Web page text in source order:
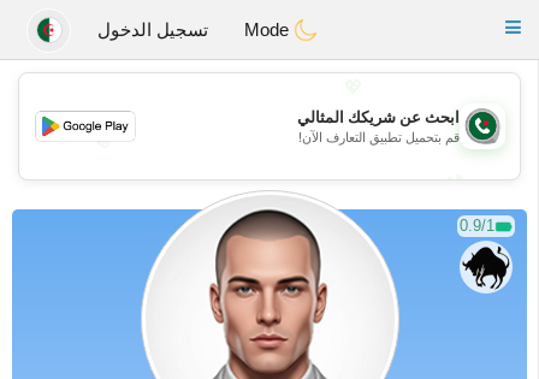
Weshrak
Toggle
تسجيل الدخول
💖
💕
💕
ابحث عن شريكك المثالي
قم بتحميل تطبيق التعارف الآن!
0.9/1